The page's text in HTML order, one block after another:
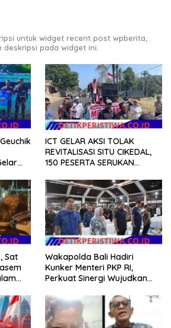
untuk widget recent post wpberita,
deskripsi pada widget ini.
ICT GELAR AKSI TOLAK
REVITALISASI SITU CIKEDAL,
150 PESERTA SERUKAN
Sat
Wakapolda Bali Hadiri
Kunker Menteri PKP RI,
Perkuat Sinergi Wujudkan
Masyarakat